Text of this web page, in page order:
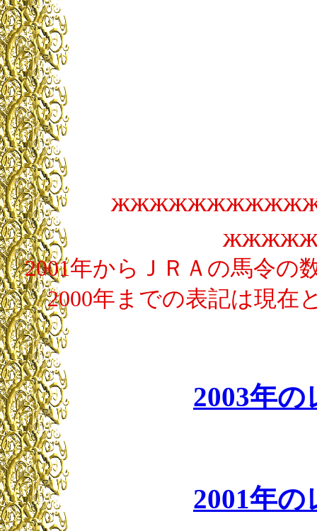
2001年からＪＲＡの馬令の
2000年までの表記は現在
2003年
2001年